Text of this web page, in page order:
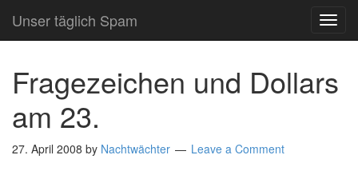
Unser täglich Spam
Fragezeichen und Dollars
am 23.
27. April 2008 by Nachtwächter Leave a Comment